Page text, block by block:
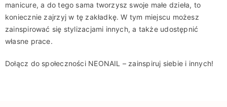
manicure, a do tego sama tworzysz swoje małe dzieła, to
koniecznie zajrzyj w tę zakładkę. W tym miejscu możesz
zainspirować się stylizacjami innych, a także udostępnić
własne prace.
Dołącz do społeczności NEONAIL – zainspiruj siebie i innych!